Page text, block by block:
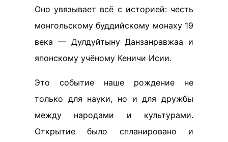
Оно увязывает всё с историей: честь
монгольскому буддийскому монаху 19
века — Дулдуйтыну Данзанравжаа и
японскому учёному Кеничи Исии.
Это событие наше рождение не
только для науки, но и для дружбы
между народами и культурами.
Открытие было спланировано и